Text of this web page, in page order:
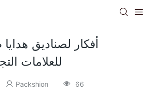
أفكار لصناديق هدايا
للعلامات
Packshion 66